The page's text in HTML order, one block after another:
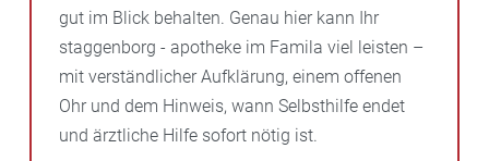
gut im Blick behalten. Genau hier kann Ihr
staggenborg - apotheke im Famila viel leisten –
mit verständlicher Aufklärung, einem offenen
Ohr und dem Hinweis, wann Selbsthilfe endet
und ärztliche Hilfe sofort nötig ist.